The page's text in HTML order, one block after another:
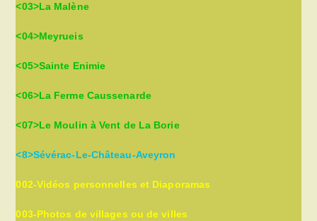
<03>La Malène
<04>Meyrueis
<05>Sainte Enimie
<06>La Ferme Caussenarde
<07>Le Moulin à Vent de La Borie
<8>Sévérac-Le-Château-Aveyron
002-Vidéos personnelles et Diaporamas
003-Photos de villages ou de villes